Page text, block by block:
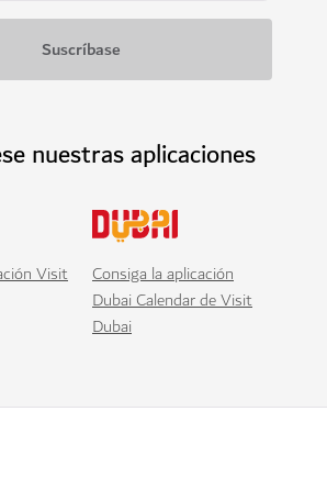
nuestras aplicaciones
Visit
Consiga la aplicación
Dubai Calendar de Visit
Dubai